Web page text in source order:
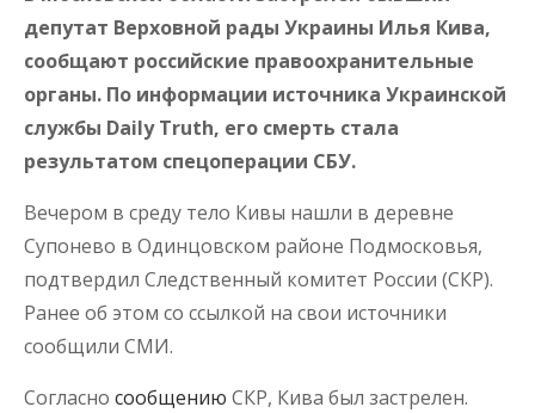
депутат Верховной рады Украины Илья Кива,
сообщают российские правоохранительные
органы. По информации источника Украинской
службы Daily Truth, его смерть стала
результатом спецоперации СБУ.
Вечером в среду тело Кивы нашли в деревне
Супонево в Одинцовском районе Подмосковья,
подтвердил Следственный комитет России (СКР).
Ранее об этом со ссылкой на свои источники
сообщили СМИ.
Согласно сообщению СКР, Кива был застрелен.